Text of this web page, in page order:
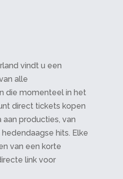
vindt u een
alle
die momenteel in het
direct tickets kopen
producties, van
hits. Elke
van een korte
link voor